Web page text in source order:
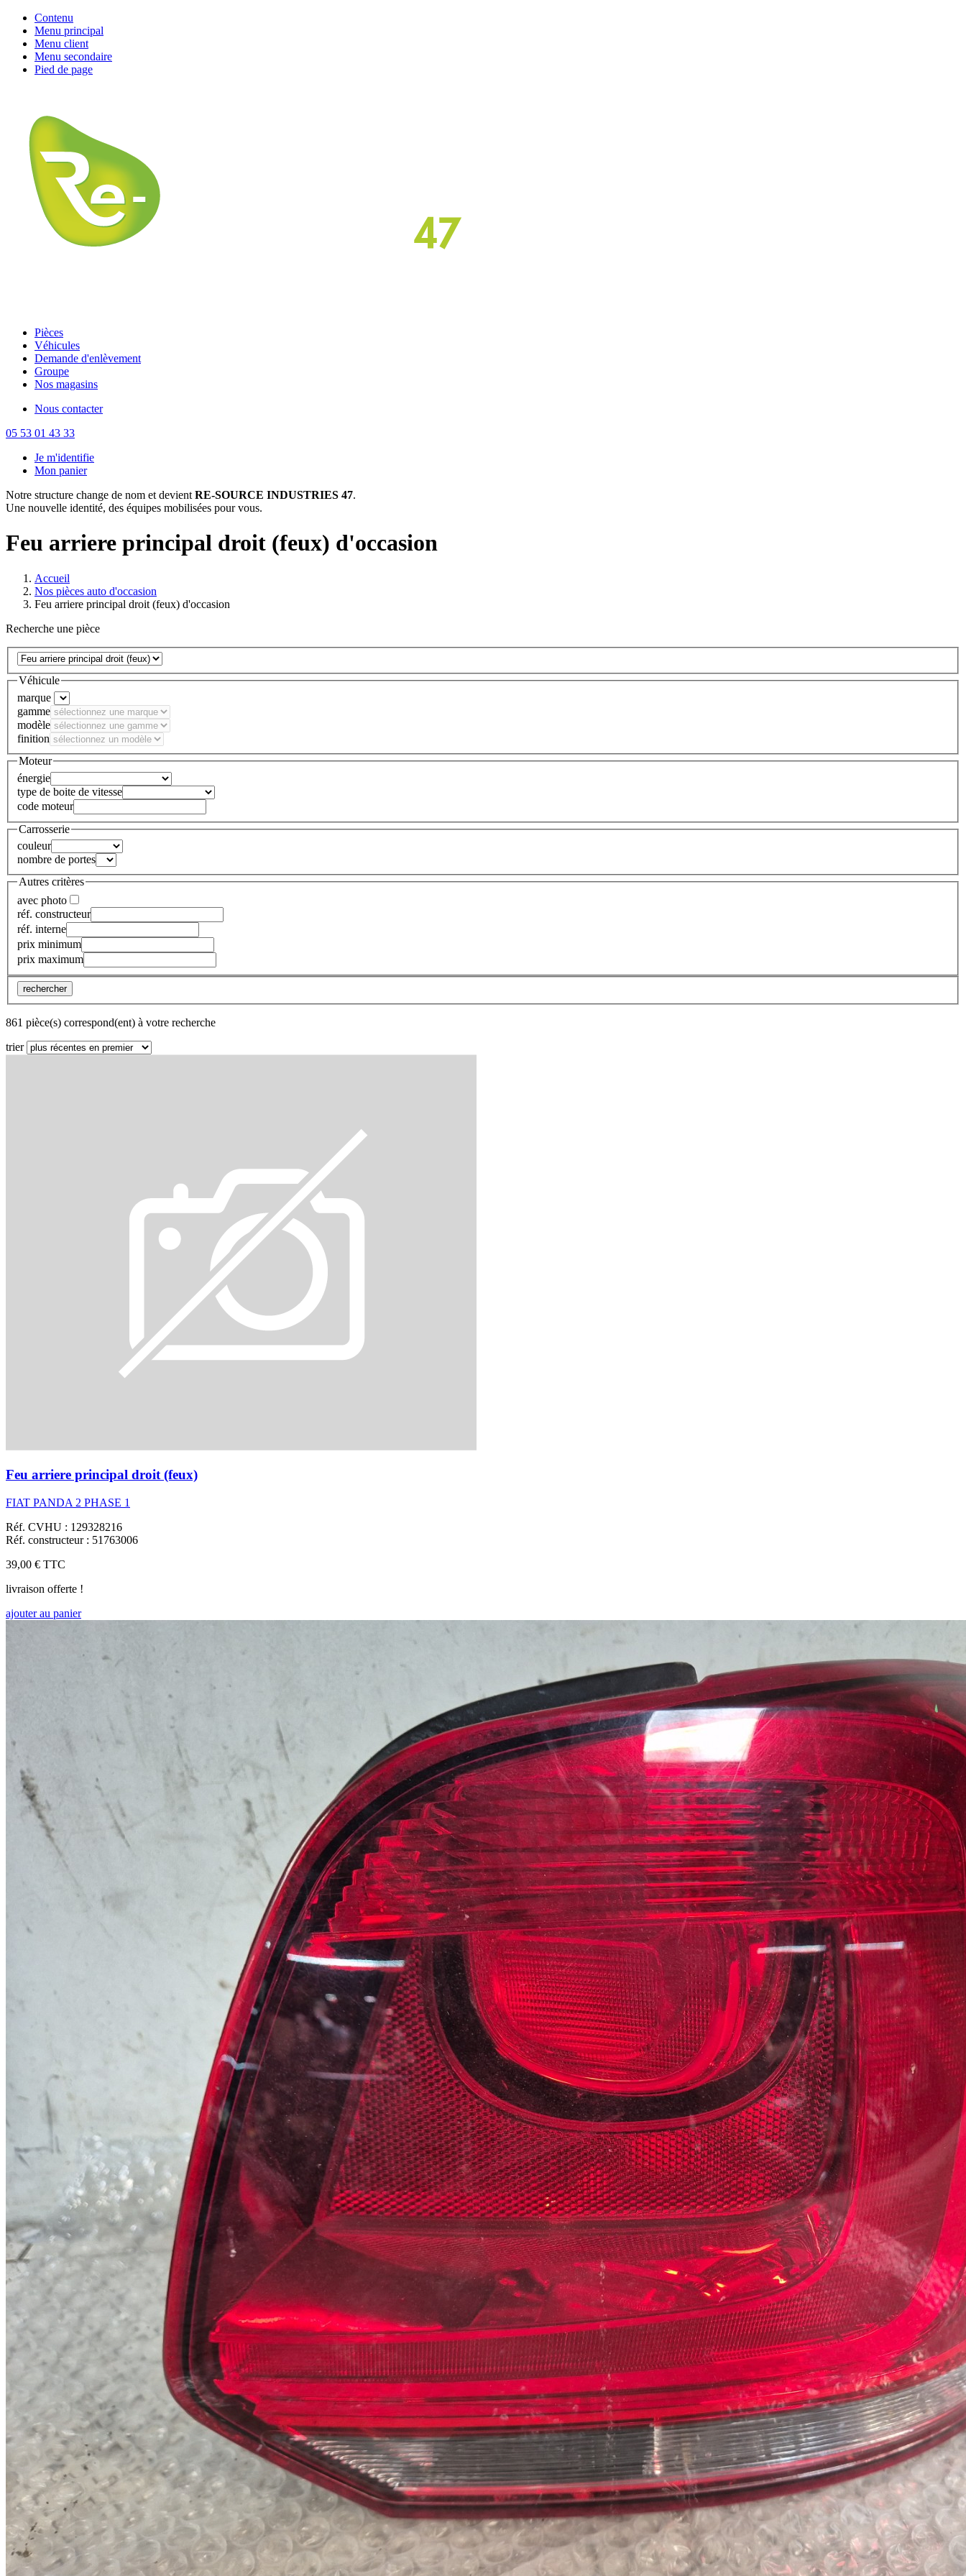
Contenu
Menu principal
Menu client
Menu secondaire
Pied de page
Pièces
Véhicules
Demande d'enlèvement
Groupe
Nos magasins
Nous contacter
05 53 01 43 33
Je m'identifie
Mon panier
Notre structure change de nom et devient RE-SOURCE INDUSTRIES 47.
Une nouvelle identité, des équipes mobilisées pour vous.
Feu arriere principal droit (feux) d'occasion
Accueil
Nos pièces auto d'occasion
Feu arriere principal droit (feux) d'occasion
Recherche une pièce
Véhicule
marque
gamme
modèle
finition
Moteur
énergie
type de boite de vitesse
code moteur
Carrosserie
couleur
nombre de portes
Autres critères
avec photo
réf. constructeur
réf. interne
prix minimum
prix maximum
rechercher
861 pièce(s) correspond(ent) à votre recherche
trier
Feu arriere principal droit (feux)
FIAT PANDA 2 PHASE 1
Réf. CVHU : 129328216
Réf. constructeur : 51763006
39,00 € TTC
livraison offerte !
ajouter au panier